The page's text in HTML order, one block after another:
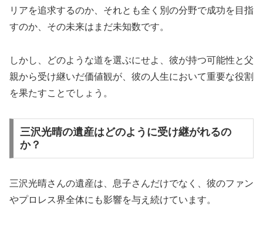
リアを追求するのか、それとも全く別の分野で成功を目指
すのか、その未来はまだ未知数です。
しかし、どのような道を選ぶにせよ、彼が持つ可能性と父
親から受け継いだ価値観が、彼の人生において重要な役割
を果たすことでしょう。
三沢光晴の遺産はどのように受け継がれるの
か？
三沢光晴さんの遺産は、息子さんだけでなく、彼のファン
やプロレス界全体にも影響を与え続けています。